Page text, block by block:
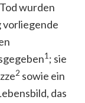
wurden
vorliegende
1; sie
2 sowie ein
das